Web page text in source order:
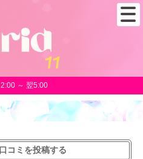
～ 翌5:00
コミを投稿する